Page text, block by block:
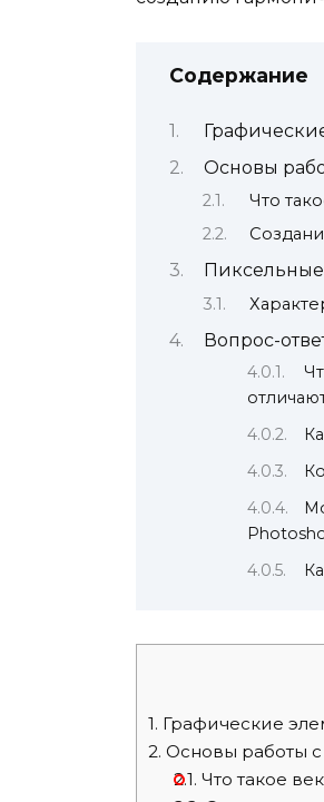
Содержание
Основы
Что
Вопрос-
1. Графические
2. Основы работы
2.1. Что такое